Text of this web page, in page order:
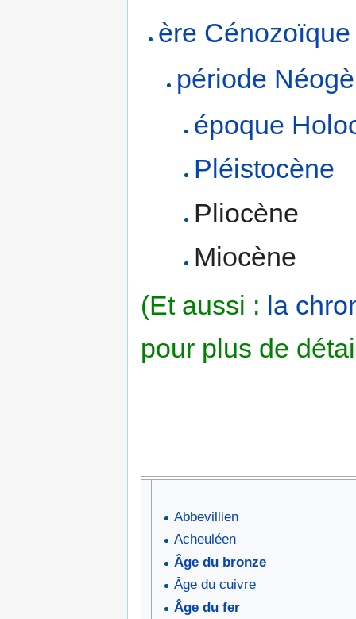
ère Cénozoïque
période
époque
Pléistocène
Pliocène
Miocène
(Et aussi : la
pour plus de
Abbevillien
Acheuléen
Âge du bronze
Âge du cuivre
Âge du fer